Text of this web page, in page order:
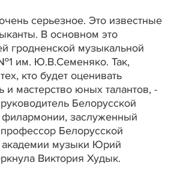
серьезное. Это известные
В основном это
гродненской музыкальной
им. Ю.В.Семеняко. Так,
кто будет оценивать
и мастерство юных талантов, -
Белорусской
филармонии, заслуженный
Белорусской
академии музыки Юрий
Виктория Худык.